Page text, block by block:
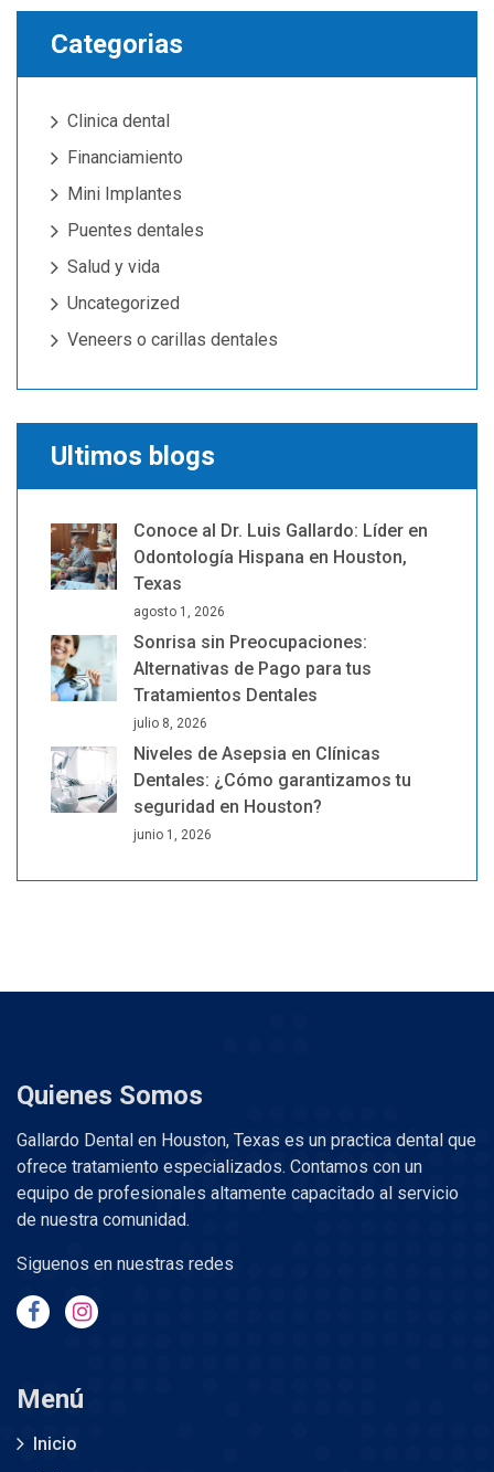
Categorias
Clinica dental
Financiamiento
Mini Implantes
Puentes dentales
Salud y vida
Uncategorized
Veneers o carillas dentales
Ultimos blogs
Conoce al Dr. Luis Gallardo: Líder en
Odontología Hispana en Houston,
Texas
agosto 1, 2026
Sonrisa sin Preocupaciones:
Alternativas de Pago para tus
Tratamientos Dentales
julio 8, 2026
Niveles de Asepsia en Clínicas
Dentales: ¿Cómo garantizamos tu
seguridad en Houston?
junio 1, 2026
Quienes Somos
Gallardo Dental en Houston, Texas es un practica dental que
ofrece tratamiento especializados. Contamos con un
equipo de profesionales altamente capacitado al servicio
de nuestra comunidad.
Siguenos en nuestras redes
Menú
Inicio